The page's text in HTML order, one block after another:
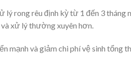
lý rong rêu định kỳ từ 1 đến 3
xử lý thường xuyên hơn.
mạnh và giảm chi phí vệ sinh tổng